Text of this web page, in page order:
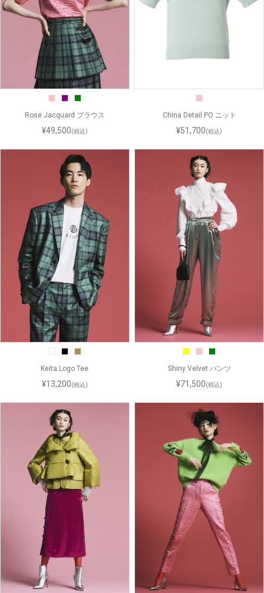
Rose Jacquard ブラウス
¥49,500(税込)
China Detail PO ニット
¥51,700(税込)
Keita Logo Tee
¥13,200(税込)
Shiny Velvet パンツ
¥71,500(税込)